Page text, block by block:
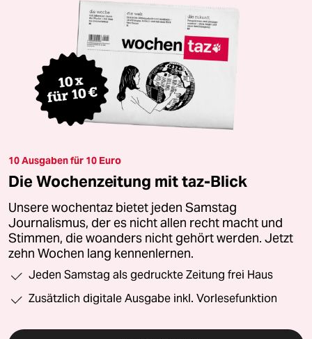
10 Ausgaben für 10 Euro
Die Wochenzeitung mit taz-Blick
Unsere wochentaz bietet jeden Samstag
Journalismus, der es nicht allen recht macht und
Stimmen, die woanders nicht gehört werden. Jetzt
zehn Wochen lang kennenlernen.
Jeden Samstag als gedruckte Zeitung frei Haus
Zusätzlich digitale Ausgabe inkl. Vorlesefunktion